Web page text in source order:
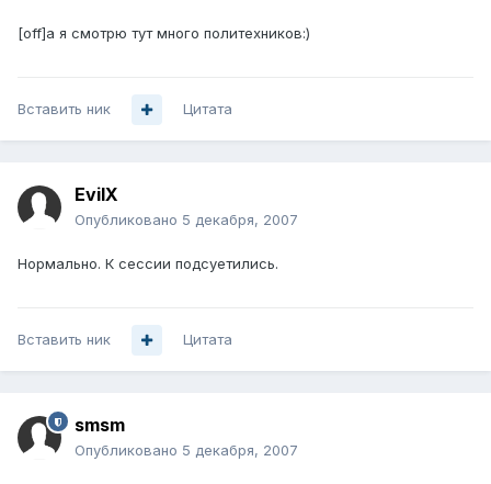
[off]а я смотрю тут много политехников:)
Вставить ник Цитата
EvilX
Опубликовано 5 декабря, 2007
Нормально. К сессии подсуетились.
Вставить ник Цитата
smsm
Опубликовано 5 декабря, 2007